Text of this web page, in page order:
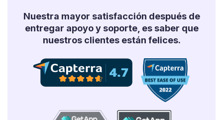
Nuestra mayor satisfacción después de
entregar apoyo y soporte, es saber que
nuestros clientes están felices.